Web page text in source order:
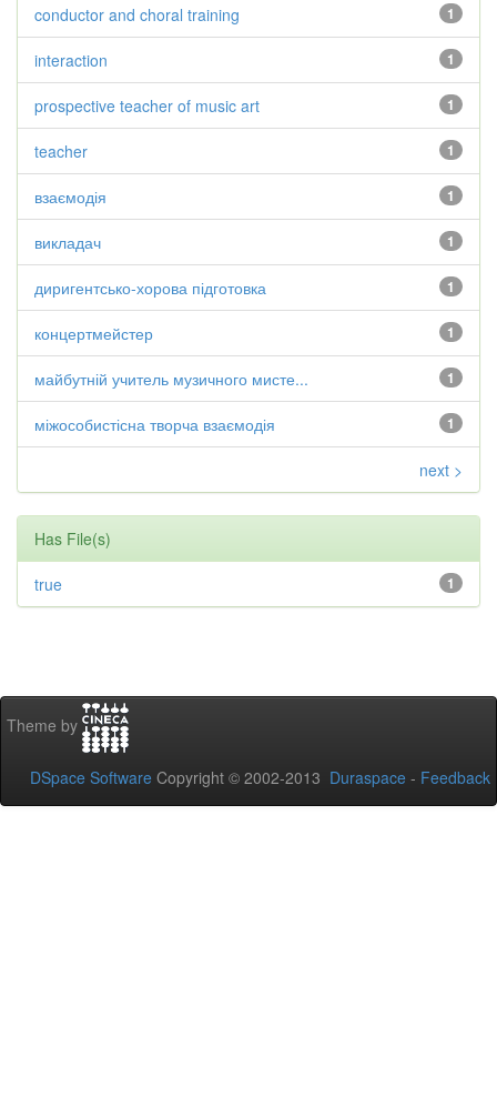
1
conductor and choral training
1
interaction
1
prospective teacher of music art
1
teacher
1
взаємодія
1
викладач
1
диригентсько-хорова підготовка
1
концертмейстер
1
майбутній учитель музичного мисте...
1
міжособистісна творча взаємодія
next >
Has File(s)
1
true
Theme by
DSpace Software Copyright © 2002-2013 Duraspace - Feedback